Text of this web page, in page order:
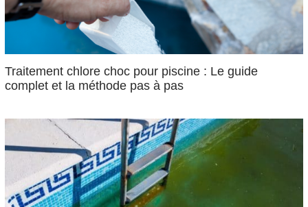
Traitement chlore choc pour piscine : Le guide
complet et la méthode pas à pas